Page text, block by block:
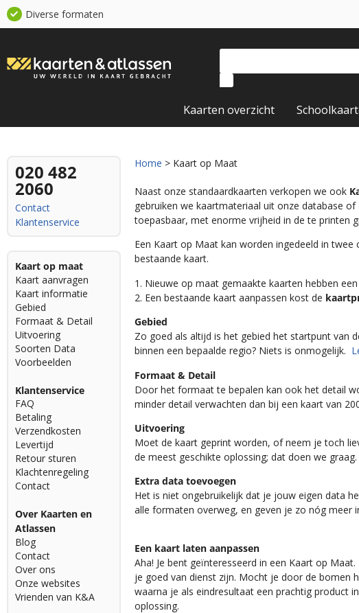
Diverse formaten
Kaarten overzicht
020 482
2060
Contact
Klantenservice
Kaart op maat
Kaart aanvragen
Kaart informatie
Gebied
Formaat & Detail
Uitvoering
Soorten Data
Voorbeelden
Klantenservice
FAQ
Betaling
Verzendkosten
Levertijd
Retour sturen
Klachtenregeling
Contact
Over Kaarten en
Atlassen
Blog
Contact
Over ons
Onze websites
Vrienden van K&A
Home > Kaart op Maat
Naast onze standaardkaarten verkopen we ook
gebruiken we kaartmateriaal uit onze database
toepasbaar, met enorme vrijheid in de te printen
Een Kaart op Maat kan worden ingedeeld in
bestaande kaart.
1. Nieuwe op maat gemaakte kaarten hebben
2. Een bestaande kaart aanpassen kost de
Gebied
Zo goed als altijd is het gebied het startpunt van
binnen een bepaalde regio? Niets is onmogelijk.
Formaat & Detail
Door het formaat te bepalen kan ook het detail
minder detail verwachten dan bij een kaart van
Uitvoering
Moet de kaart geprint worden, of neem je toch
de meest geschikte oplossing; dat doen we graag.
Extra data toevoegen
Het is niet ongebruikelijk dat je jouw eigen data
alle formaten overweg, en geven je zo nóg meer
Een kaart laten aanpassen
Aha! Je bent geïnteresseerd in een Kaart op
je goed van dienst zijn. Mocht je door de bomen
waarna je als eindresultaat een prachtig product
oplossing.